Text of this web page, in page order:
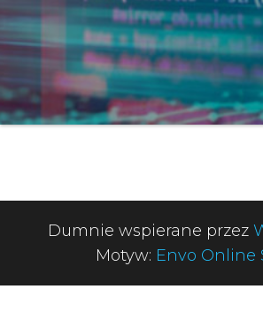
Dumnie wspierane przez
Motyw: Envo Online